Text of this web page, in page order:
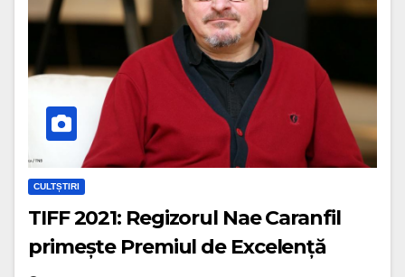
CULTȘTIRI
TIFF 2021: Regizorul Nae Caranfil
primește Premiul de Excelență